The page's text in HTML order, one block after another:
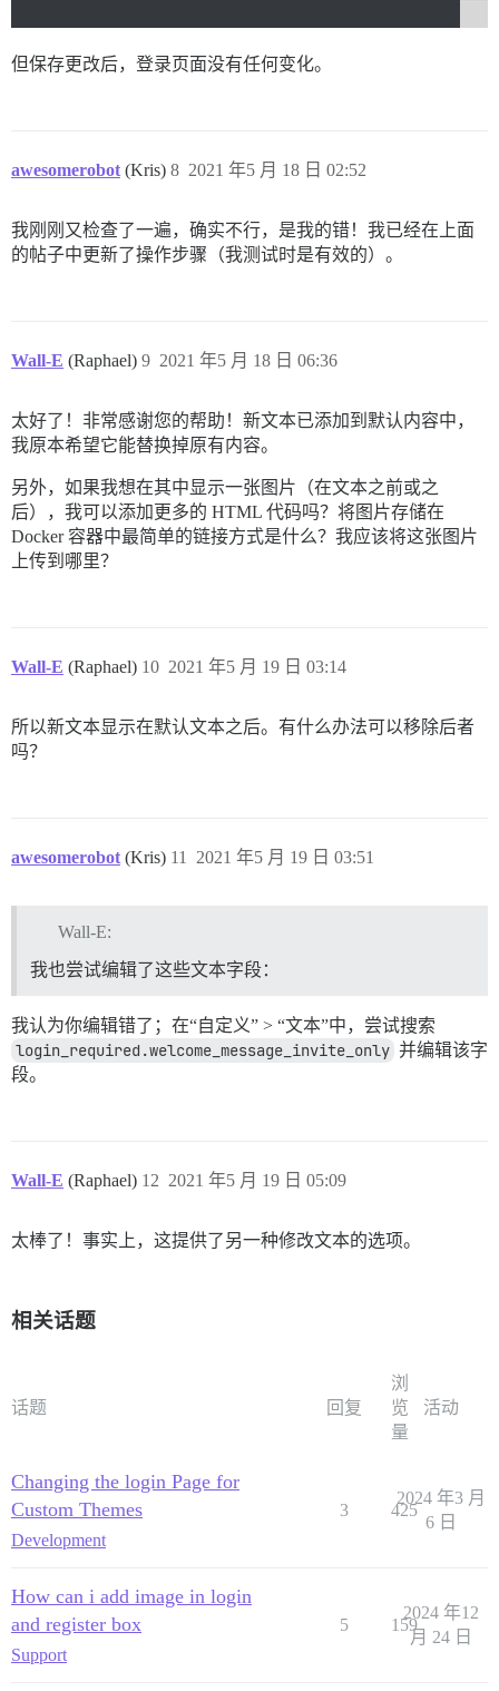
但保存更改后，登录页面没有任何变化。
awesomerobot (Kris) 2021 年5 月 18 日 02:52
8
我刚刚又检查了一遍，确实不行，是我的错！我已经在上面
的帖子中更新了操作步骤（我测试时是有效的）。
Wall-E (Raphael) 2021 年5 月 18 日 06:36
9
太好了！非常感谢您的帮助！新文本已添加到默认内容中，
我原本希望它能替换掉原有内容。
另外，如果我想在其中显示一张图片（在文本之前或之
后），我可以添加更多的 HTML 代码吗？将图片存储在
Docker 容器中最简单的链接方式是什么？我应该将这张图片
上传到哪里？
Wall-E (Raphael) 2021 年5 月 19 日 03:14
10
所以新文本显示在默认文本之后。有什么办法可以移除后者
吗？
awesomerobot (Kris) 2021 年5 月 19 日 03:51
11
Wall-E:
我也尝试编辑了这些文本字段：
我认为你编辑错了；在“自定义” > “文本”中，尝试搜索
login_required.welcome_message_invite_only 并编辑该字
段。
Wall-E (Raphael) 2021 年5 月 19 日 05:09
12
太棒了！事实上，这提供了另一种修改文本的选项。
相关话题
话题 回复
浏
览
量
活动
Changing the login Page for
Custom Themes
Development
3 425
2024 年3 月
6 日
How can i add image in login
and register box
Support
5 159
2024 年12
月 24 日